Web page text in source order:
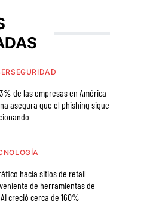
de las empresas en América
asegura que el phishing sigue
hacia sitios de retail
de herramientas de
creció cerca de 160%